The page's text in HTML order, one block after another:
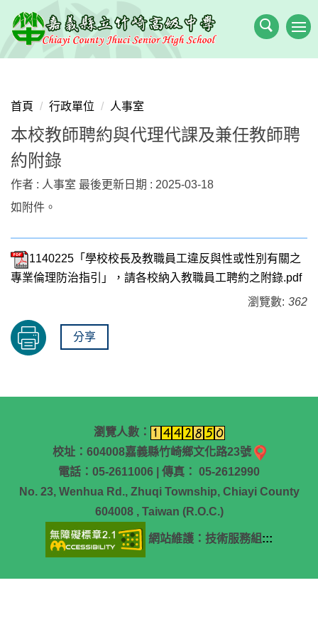
到
主
要
區
首頁 行政單位 人事室
本校教師聘約與代理代課及兼任教師聘
約附錄
作者 : 人事室 最後更新日期 : 2025-03-18
如附件。
1140225「學校校長及教職員工違反與性或性別有關之
專業倫理防治指引」，請各校納入教職員工聘約之附錄.pdf
瀏覽數: 362
分享
瀏覽人數：
校址：604008嘉義縣竹崎鄉文化路23號
電話：05-2611006 | 傳真： 05-2612990
No. 23, Wenhua Rd., Zhuqi Township, Chiayi County
604008 , Taiwan (R.O.C.)
網站維護：技術服務組 :::